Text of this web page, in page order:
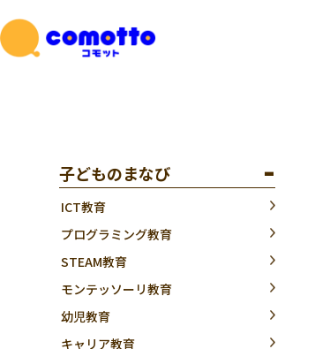
子どものまなび
ICT教育
プログラミング教育
STEAM教育
モンテッソーリ教育
幼児教育
キャリア教育